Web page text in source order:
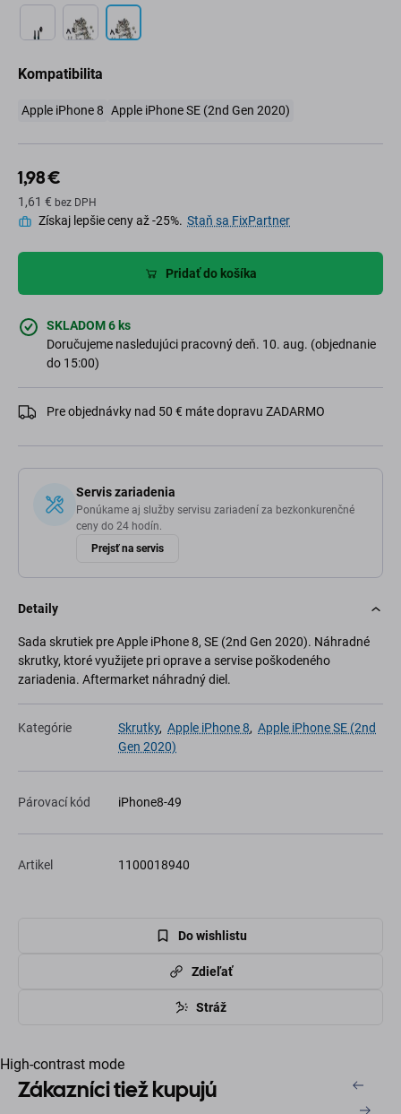
Kompatibilita
Apple iPhone 8 Apple iPhone SE (2nd Gen 2020)
1,98 €
1,61 € bez DPH
Získaj lepšie ceny až -25%. Staň sa FixPartner
Pridať do košíka
SKLADOM 6 ks
Doručujeme nasledujúci pracovný deň. 10. aug. (objednanie
do 15:00)
Pre objednávky nad 50 € máte dopravu ZADARMO
Servis zariadenia
Ponúkame aj služby servisu zariadení za bezkonkurenčné
ceny do 24 hodín.
Prejsť na servis
Detaily
Sada skrutiek pre Apple iPhone 8, SE (2nd Gen 2020). Náhradné
skrutky, ktoré využijete pri oprave a servise poškodeného
zariadenia. Aftermarket náhradný diel.
Kategórie Skrutky, Apple iPhone 8, Apple iPhone SE (2nd
Gen 2020)
Párovací kód iPhone8-49
Artikel 1100018940
Do wishlistu
Zdieľať
Stráž
High-contrast mode
Zákazníci tiež kupujú